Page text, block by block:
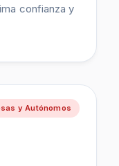
confianza y
y Autónomos